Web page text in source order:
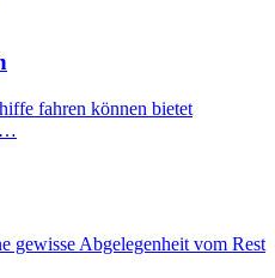
fahren können bietet
gewisse Abgelegenheit vom Rest